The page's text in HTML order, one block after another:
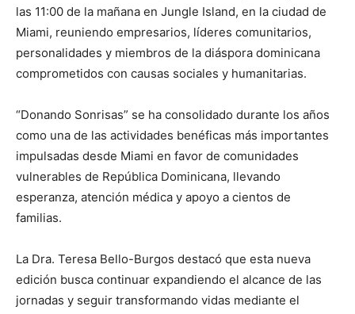
las 11:00 de la mañana en Jungle Island, en la ciudad de
Miami, reuniendo empresarios, líderes comunitarios,
personalidades y miembros de la diáspora dominicana
comprometidos con causas sociales y humanitarias.
“Donando Sonrisas” se ha consolidado durante los años
como una de las actividades benéficas más importantes
impulsadas desde Miami en favor de comunidades
vulnerables de República Dominicana, llevando
esperanza, atención médica y apoyo a cientos de
familias.
La Dra. Teresa Bello-Burgos destacó que esta nueva
edición busca continuar expandiendo el alcance de las
jornadas y seguir transformando vidas mediante el